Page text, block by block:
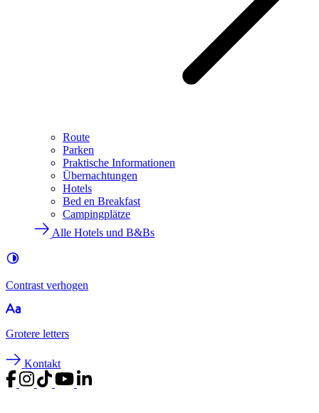
Route
Parken
Praktische Informationen
Übernachtungen
Hotels
Bed en Breakfast
Campingplätze
Alle Hotels und B&Bs
Contrast verhogen
Grotere letters
Kontakt